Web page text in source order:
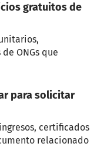
gratuitos de
ONGs que
para solicitar
certificados
relacionado